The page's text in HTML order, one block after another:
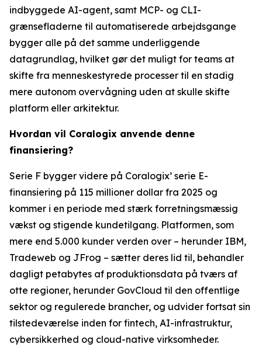
indbyggede AI-agent, samt MCP- og CLI-
grænsefladerne til automatiserede arbejdsgange
bygger alle på det samme underliggende
datagrundlag, hvilket gør det muligt for teams at
skifte fra menneskestyrede processer til en stadig
mere autonom overvågning uden at skulle skifte
platform eller arkitektur.
Hvordan vil Coralogix anvende denne
finansiering?
Serie F bygger videre på Coralogix’ serie E-
finansiering på 115 millioner dollar fra 2025 og
kommer i en periode med stærk forretningsmæssig
vækst og stigende kundetilgang. Platformen, som
mere end 5.000 kunder verden over – herunder IBM,
Tradeweb og JFrog – sætter deres lid til, behandler
dagligt petabytes af produktionsdata på tværs af
otte regioner, herunder GovCloud til den offentlige
sektor og regulerede brancher, og udvider fortsat sin
tilstedeværelse inden for fintech, AI-infrastruktur,
cybersikkerhed og cloud-native virksomheder.